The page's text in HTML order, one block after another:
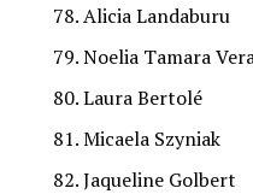
Alicia Landaburu
Noelia Tamara
Laura Bertolé
Micaela Szyniak
Jaqueline Golbert